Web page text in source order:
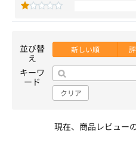
並び替
え
新しい順
キーワ
ード
クリア
現在、商品レビュー